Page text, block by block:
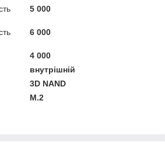
5 000
6 000
4 000
внутрішній
3D NAND
M.2